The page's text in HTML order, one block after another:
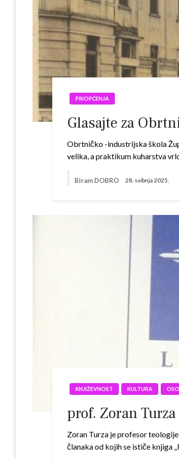
PRIOPĆENJA
Glasajte za
Obrtničko -industrijska škola
velika, a praktikum kuharstva
Biram DOBRO 28. svibnja 2025.
KNJIŽEVNOST KULTURA
prof. Zoran
Zoran Turza je profesor
članaka od kojih se ističe knjiga